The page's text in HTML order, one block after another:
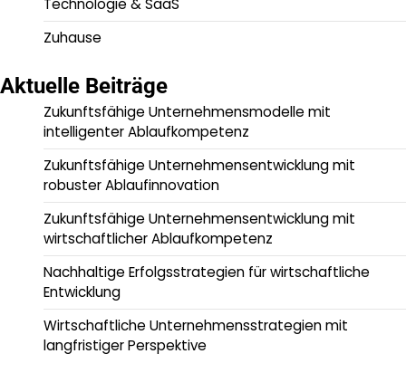
Zuhause
Aktuelle Beiträge
Zukunftsfähige Unternehmensmodelle mit
intelligenter Ablaufkompetenz
Zukunftsfähige Unternehmensentwicklung mit
robuster Ablaufinnovation
Zukunftsfähige Unternehmensentwicklung mit
wirtschaftlicher Ablaufkompetenz
Nachhaltige Erfolgsstrategien für wirtschaftliche
Entwicklung
Wirtschaftliche Unternehmensstrategien mit
langfristiger Perspektive